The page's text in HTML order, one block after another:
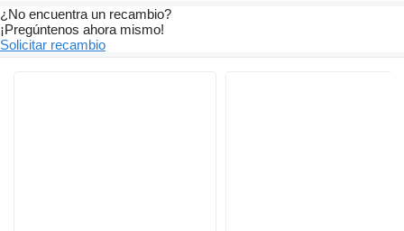
¿No encuentra un recambio?
¡Pregúntenos ahora mismo!
Solicitar recambio